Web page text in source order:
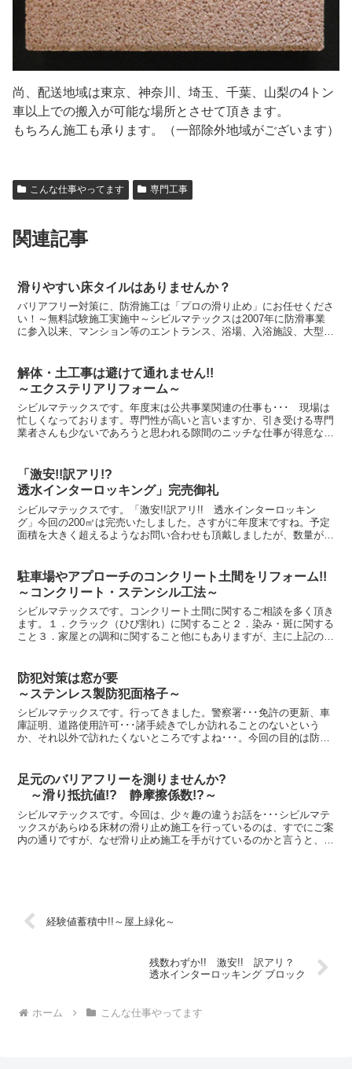
尚、配送地域は東京、神奈川、埼玉、千葉、山梨の4トン
車以上での搬入が可能な場所とさせて頂きます。
もちろん施工も承ります。（一部除外地域がございます）
こんな仕事やってます 専門工事
関連記事
滑りやすい床タイルはありませんか？
バリアフリー対策に、防滑施工は「プロの滑り止め」にお任せくださ
い！～無料試験施工実施中～シビルマテックスは2007年に防滑事業
に参入以来、マンション等のエントランス、浴場、入浴施設、大型商
解体・土工事は避けて通れません!!
～エクステリアリフォーム～
シビルマテックスです。年度末は公共事業関連の仕事も･･･ 現場は
忙しくなっております。専門性が高いと言いますか、引き受ける専門
業者さんも少ないであろうと思われる隙間のニッチな仕事が得意なシ
「激安!!訳アリ!?
透水インターロッキング」完売御礼
シビルマテックスです。「激安!!訳アリ!! 透水インターロッキン
グ」今回の200㎡は完売いたしました。さすがに年度末ですね。予定
面積を大きく超えるようなお問い合わせも頂戴しましたが、数量が限
駐車場やアプローチのコンクリート土間をリフォーム!!
～コンクリート・ステンシル工法～
シビルマテックスです。コンクリート土間に関するご相談を多く頂き
ます。１．クラック（ひび割れ）に関すること２．染み・斑に関する
こと３．家屋との調和に関すること他にもありますが、主に上記のよ
防犯対策は窓が要
～ステンレス製防犯面格子～
シビルマテックスです。行ってきました。警察署･･･免許の更新、車
庫証明、道路使用許可･･･諸手続きでしか訪れることのないという
か、それ以外で訪れたくないところですよね･･･。今回の目的は防犯
足元のバリアフリーを測りませんか?
～滑り抵抗値!? 静摩擦係数!?～
シビルマテックスです。今回は、少々趣の違うお話を･･･シビルマテ
ックスがあらゆる床材の滑り止め施工を行っているのは、すでにご案
内の通りですが、なぜ滑り止め施工を手がけているのかと言うと、
経験値蓄積中!!～屋上緑化～
残数わずか!! 激安!! 訳アリ？
透水インターロッキング ブロック
ホーム こんな仕事やってます